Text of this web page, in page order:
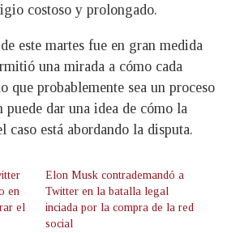
costoso y prolongado.
este martes fue en gran medida
una mirada a cómo cada
que probablemente sea un proceso
dar una idea de cómo la
caso está abordando la disputa.
en
el
Elon Musk contrademandó a
Twitter en la batalla legal
inciada por la compra de la red
social